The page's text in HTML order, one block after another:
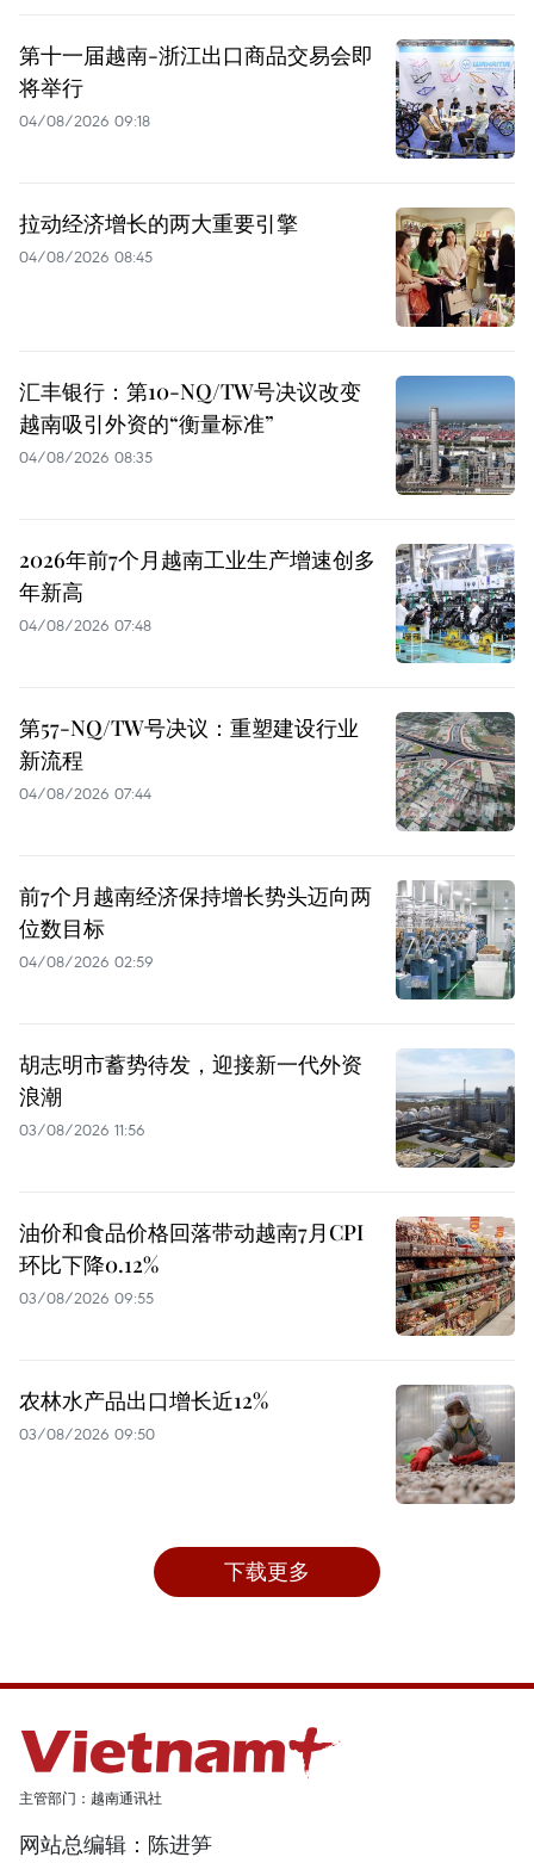
第十一届越南-浙江出口商品交易会即
将举行
04/08/2026 09:18
拉动经济增长的两大重要引擎
04/08/2026 08:45
汇丰银行：第10-NQ/TW号决议改变
越南吸引外资的“衡量标准”
04/08/2026 08:35
2026年前7个月越南工业生产增速创多
年新高
04/08/2026 07:48
第57-NQ/TW号决议：重塑建设行业
新流程
04/08/2026 07:44
前7个月越南经济保持增长势头迈向两
位数目标
04/08/2026 02:59
胡志明市蓄势待发，迎接新一代外资
浪潮
03/08/2026 11:56
油价和食品价格回落带动越南7月CPI
环比下降0.12%
03/08/2026 09:55
农林水产品出口增长近12%
03/08/2026 09:50
下载更多
主管部门：越南通讯社
网站总编辑：陈进笋